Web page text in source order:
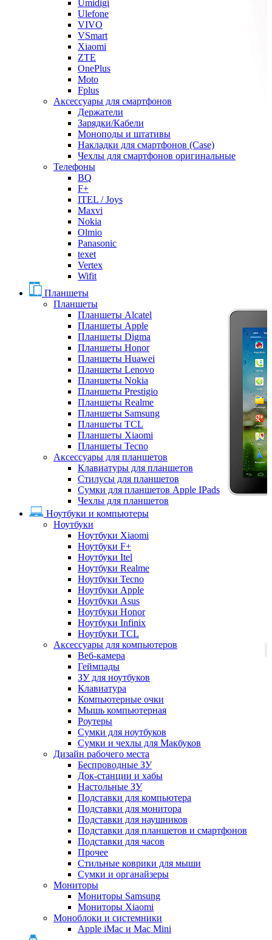
Umidigi
Ulefone
VIVO
VSmart
Xiaomi
ZTE
OnePlus
Moto
Fplus
Аксессуары для смартфонов
Держатели
Зарядки/Кабели
Моноподы и штативы
Накладки для смартфонов (Case)
Чехлы для смартфонов оригинальные
Телефоны
BQ
F+
ITEL / Joys
Maxvi
Nokia
Olmio
Panasonic
texet
Vertex
Wifit
Планшеты
Планшеты
Планшеты Alcatel
Планшеты Apple
Планшеты Digma
Планшеты Honor
Планшеты Huawei
Планшеты Lenovo
Планшеты Nokia
Планшеты Prestigio
Планшеты Realme
Планшеты Samsung
Планшеты TCL
Планшеты Xiaomi
Планшеты Tecno
Аксессуары для планшетов
Клавиатуры для планшетов
Стилусы для планшетов
Сумки для планшетов Apple IPads
Чехлы для планшетов
Ноутбуки и компьютеры
Ноутбуки
Ноутбуки Xiaomi
Ноутбуки F+
Ноутбуки Itel
Ноутбуки Realme
Ноутбуки Tecno
Ноутбуки Apple
Ноутбуки Asus
Ноутбуки Honor
Ноутбуки Infinix
Ноутбуки TCL
Аксессуары для компьютеров
Веб-камера
Геймпады
ЗУ для ноутбуков
Клавиатура
Компьютерные очки
Мышь компьютерная
Роутеры
Сумки для ноутбуков
Сумки и чехлы для Макбуков
Дизайн рабочего места
Беспроводные ЗУ
Док-станции и хабы
Настольные ЗУ
Подставки для компьютера
Подставки для монитора
Подставки для наушников
Подставки для планшетов и смартфонов
Подставки для часов
Прочее
Стильные коврики для мыши
Сумки и органайзеры
Мониторы
Мониторы Samsung
Мониторы Xiaomi
Моноблоки и системники
Apple iMac и Mac Mini